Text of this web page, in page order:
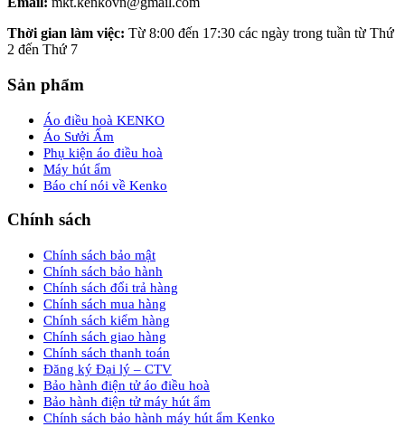
Thời gian làm việc: Từ 8:00 đến 17:30 các ngày trong tuần từ Thứ
2 đến Thứ 7
Sản phẩm
Áo điều hoà KENKO
Áo Sưởi Ấm
Phụ kiện áo điều hoà
Máy hút ẩm
Báo chí nói về Kenko
Chính sách
Chính sách bảo mật
Chính sách bảo hành
Chính sách đổi trả hàng
Chính sách mua hàng
Chính sách kiểm hàng
Chính sách giao hàng
Chính sách thanh toán
Đăng ký Đại lý – CTV
Bảo hành điện tử áo điều hoà
Bảo hành điện tử máy hút ẩm
Chính sách bảo hành máy hút ẩm Kenko